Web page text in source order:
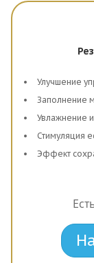
Улучшение
Заполнение
Увлажнение
Стимуляция
Эффект